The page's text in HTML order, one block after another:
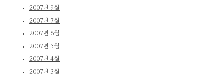
2007년 9월
2007년 7월
2007년 6월
2007년 5월
2007년 4월
2007년 3월